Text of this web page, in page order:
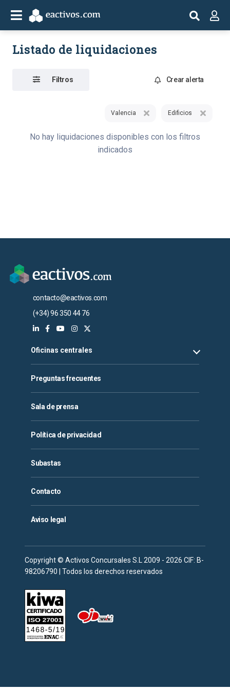
Listado de liquidaciones
Filtros Crear alerta
Valencia Edificios
No hay liquidaciones disponibles con los filtros
indicados
contacto@eactivos.com
(+34) 96 350 44 76
Oficinas centrales
Preguntas frecuentes
Sala de prensa
Política de privacidad
Subastas
Contacto
Aviso legal
Copyright © Activos Concursales S.L 2009 - 2026 CIF: B-
98206790 | Todos los derechos reservados